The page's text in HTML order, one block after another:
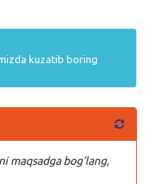
kuzatib boring
maqsadga bog’lang,